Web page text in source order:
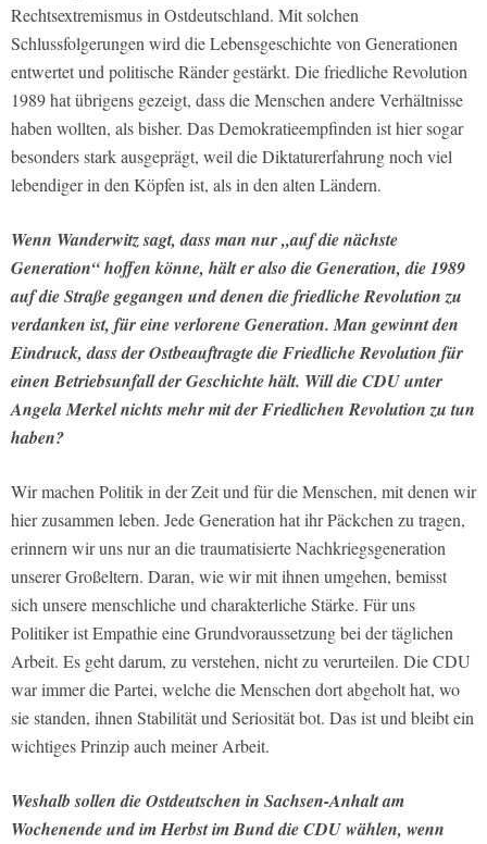
Rechtsextremismus in Ostdeutschland. Mit solchen
Schlussfolgerungen wird die Lebensgeschichte von Generationen
entwertet und politische Ränder gestärkt. Die friedliche Revolution
1989 hat übrigens gezeigt, dass die Menschen andere Verhältnisse
haben wollten, als bisher. Das Demokratieempfinden ist hier sogar
besonders stark ausgeprägt, weil die Diktaturerfahrung noch viel
lebendiger in den Köpfen ist, als in den alten Ländern.
Wenn Wanderwitz sagt, dass man nur „auf die nächste
Generation“ hoffen könne, hält er also die Generation, die 1989
auf die Straße gegangen und denen die friedliche Revolution zu
verdanken ist, für eine verlorene Generation. Man gewinnt den
Eindruck, dass der Ostbeauftragte die Friedliche Revolution für
einen Betriebsunfall der Geschichte hält. Will die CDU unter
Angela Merkel nichts mehr mit der Friedlichen Revolution zu tun
haben?
Wir machen Politik in der Zeit und für die Menschen, mit denen wir
hier zusammen leben. Jede Generation hat ihr Päckchen zu tragen,
erinnern wir uns nur an die traumatisierte Nachkriegsgeneration
unserer Großeltern. Daran, wie wir mit ihnen umgehen, bemisst
sich unsere menschliche und charakterliche Stärke. Für uns
Politiker ist Empathie eine Grundvoraussetzung bei der täglichen
Arbeit. Es geht darum, zu verstehen, nicht zu verurteilen. Die CDU
war immer die Partei, welche die Menschen dort abgeholt hat, wo
sie standen, ihnen Stabilität und Seriosität bot. Das ist und bleibt ein
wichtiges Prinzip auch meiner Arbeit.
Weshalb sollen die Ostdeutschen in Sachsen-Anhalt am
Wochenende und im Herbst im Bund die CDU wählen, wenn